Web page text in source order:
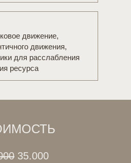
движение,
движения,
для расслабления
ресурса
35.000
менеджер подробно
Она — источник вашей